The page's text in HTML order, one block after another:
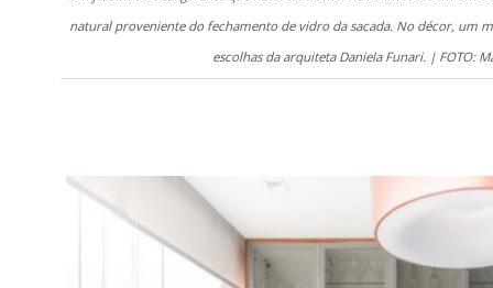
natural proveniente do fechamento de vidro da sacada. No décor, um
escolhas da arquiteta Daniela Funari. | FOTO: